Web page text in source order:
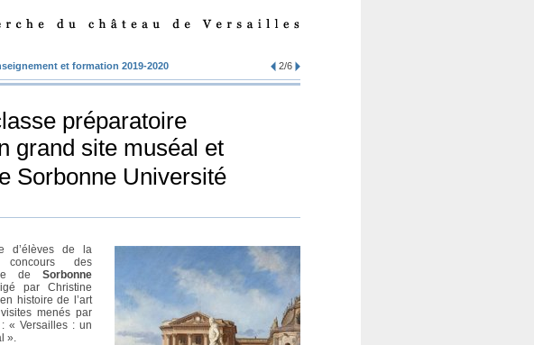
2/6
et formation 2019-2020
préparatoire
grand site muséal et
Sorbonne Université
d’élèves de la
des
de Sorbonne
par Christine
histoire de l’art
menés par
« Versailles : un
».